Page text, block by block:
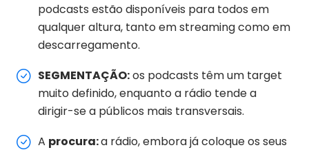
podcasts estão disponíveis para todos em
qualquer altura, tanto em streaming como em
descarregamento.
SEGMENTAÇÃO:os podcasts têm um target
muito definido, enquanto a rádio tende a
dirigir-se a públicos mais transversais.
A procura:a rádio, embora já coloque os seus